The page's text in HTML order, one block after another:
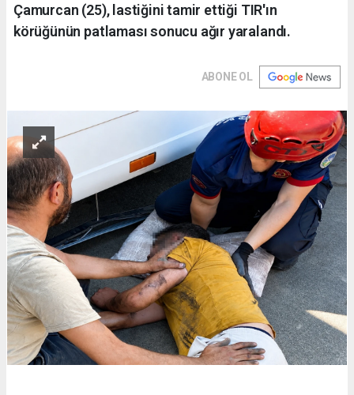
Çamurcan (25), lastiğini tamir ettiği TIR'ın
körüğünün patlaması sonucu ağır yaralandı.
ABONE OL